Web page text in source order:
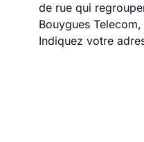
de rue qui
Bouygues
Indiquez votre